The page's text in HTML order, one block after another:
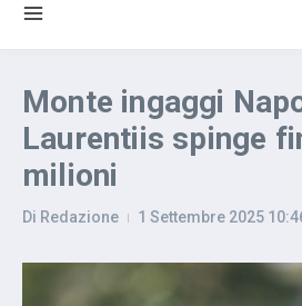
Monte ingaggi
Laurentiis spinge
milioni
Di Redazione 1 Settembre 2025